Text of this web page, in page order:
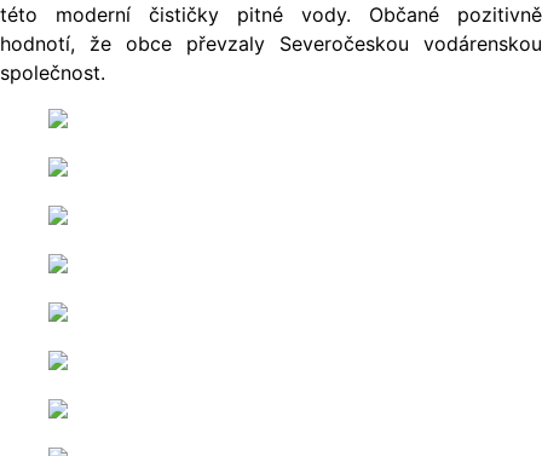
této moderní čističky pitné vody. Občané pozitivně
hodnotí, že obce převzaly Severočeskou vodárenskou
společnost.